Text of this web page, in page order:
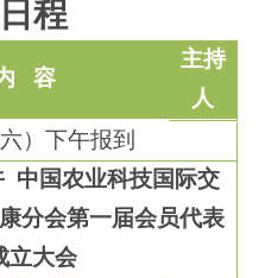
程
容
主持
人
六）下午报到
中国农业科技国际交
分会第一届会员代表
立大会